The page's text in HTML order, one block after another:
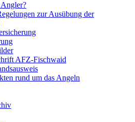
zur Ausübung der
AFZ-Fischwaid
rund um das Angeln